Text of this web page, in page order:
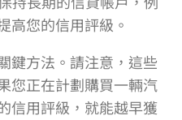
高您的信用評級。
鍵方法。請注意，這些
您正在計劃購買一輛汽
信用評級，就能越早獲